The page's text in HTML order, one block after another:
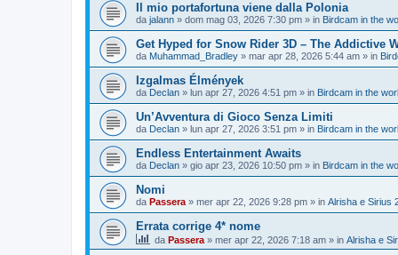
Il mio portafortuna viene dalla Polonia
da jalann » dom mag 03, 2026 7:30 pm » in Birdcam in the
Get Hyped for Snow Rider 3D – The Addictive
da Muhammad_Bradley » mar apr 28, 2026 5:44 am » in
Izgalmas Élmények
da Declan » lun apr 27, 2026 4:51 pm » in Birdcam in the
Un’Avventura di Gioco Senza Limiti
da Declan » lun apr 27, 2026 3:51 pm » in Birdcam in the
Endless Entertainment Awaits
da Declan » gio apr 23, 2026 10:50 pm » in Birdcam in the
Nomi
da Passera » mer apr 22, 2026 9:28 pm » in Alrisha e Sirius
Errata corrige 4* nome
da Passera » mer apr 22, 2026 7:18 am » in Alrisha e